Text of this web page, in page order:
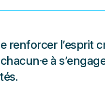
renforcer l’esprit
à